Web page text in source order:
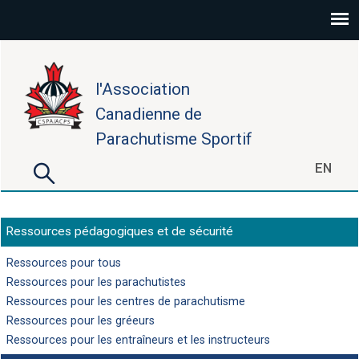
l'Association
Canadienne de
Parachutisme Sportif
EN
Formulaire de recherche
Rechercher
Ressources pédagogiques et de sécurité
Ressources pour tous
Ressources pour les parachutistes
Ressources pour les centres de parachutisme
Ressources pour les gréeurs
Ressources pour les entraîneurs et les instructeurs